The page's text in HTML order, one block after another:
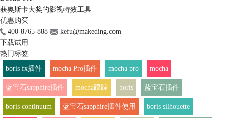
获奥斯卡大奖的影视特效工具
优惠购买
400-8765-888
kefu@makeding.com
下载试用
热门标签
boris fx插件
mocha Pro插件 mocha pro mocha
蓝宝石sapphire插件 mocha跟踪 boris 蓝宝石插件
boris continuum 蓝宝石sapphire插件使用 boris silhouette